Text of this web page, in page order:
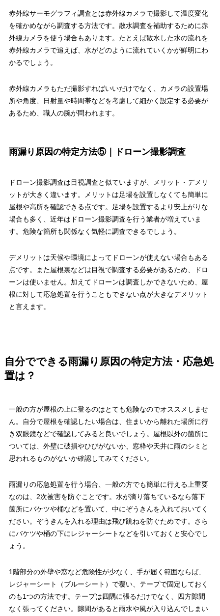
赤外線サーモグラフィ調査とは赤外線カメラで撮影して温度変化
を確かめながら調査する方法です。散水調査を補助するために赤
外線カメラを使う場合もあります。たとえば散水した水の流れを
赤外線カメラで追えば、水がどのように流れていくかが鮮明にわ
かるでしょう。
赤外線カメラもただ撮影すればいいだけでなく、カメラの設置場
所や角度、日射量や時間帯などを考慮して細かく設定する必要が
あるため、職人の腕が問われます。
雨漏り原因の特定方法⑤｜ドローン撮影調査
ドローン撮影調査は目視調査と似ていますが、メリット・デメリ
ットが大きく違います。メリットは足場を設置しなくても簡単に
屋根や高所を確認できる点です。足場を設置するより安上がりな
場合も多く、近年はドローン撮影調査を行う業者が増えていま
す。危険な箇所も関係なく気軽に調査できるでしょう。
デメリットは天候や環境によってドローンが使えない場合もある
点です。また屋根裏などは目視で調査する必要があるため、ドロ
ーンは使いません。加えてドローンは調査しかできないため、屋
根に対して応急処置を行うこともできない点が大きなデメリット
と言えます。
自分でできる雨漏り原因の特定方法・応急処
置は？
一般の方が屋根の上に登るのはとても危険なのでオススメしませ
ん。自分で屋根を確認したい場合は、住まいから離れた場所に行
き双眼鏡などで確認してみると良いでしょう。屋根以外の箇所に
ついては、外壁に破損やひびがないか、窓枠や天井に雨のシミと
思われるものがないか確認してみてください。
雨漏りの応急処置を行う場合、一般の方でも簡単に行える上重要
なのは、2次被害を防ぐことです。水が滴り落ちているなら落下
箇所にバケツや桶などを置いて、中にぞうきんを入れておいてく
ださい。ぞうきんを入れる理由は飛び跳ねを防ぐためです。さら
にバケツや桶の下にレジャーシートなどを引いておくと安心でし
ょう。
1階部分の外壁や窓など危険性が少なく、手が届く範囲ならば、
レジャーシート（ブルーシート）で覆い、テープで固定しておく
のも1つの方法です。テープは四隅に張るだけでなく、四方隙間
なく張ってください。隙間があると雨水や風が入り込んでしまい